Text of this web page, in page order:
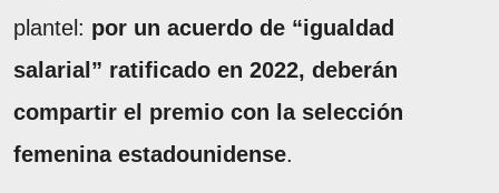
plantel: por un acuerdo de “igualdad
salarial” ratificado en 2022, deberán
compartir el premio con la selección
femenina estadounidense.